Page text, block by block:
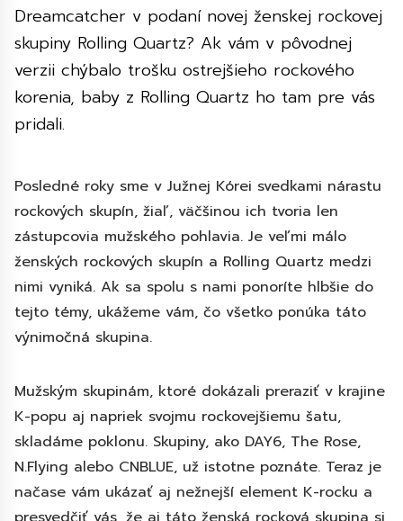
Dreamcatcher v podaní novej ženskej rockovej
skupiny Rolling Quartz? Ak vám v pôvodnej
verzii chýbalo trošku ostrejšieho rockového
korenia, baby z Rolling Quartz ho tam pre vás
pridali.
Posledné roky sme v Južnej Kórei svedkami nárastu
rockových skupín, žiaľ, väčšinou ich tvoria len
zástupcovia mužského pohlavia. Je veľmi málo
ženských rockových skupín a Rolling Quartz medzi
nimi vyniká. Ak sa spolu s nami ponoríte hlbšie do
tejto témy, ukážeme vám, čo všetko ponúka táto
výnimočná skupina.
Mužským skupinám, ktoré dokázali preraziť v krajine
K-popu aj napriek svojmu rockovejšiemu šatu,
skladáme poklonu. Skupiny, ako DAY6, The Rose,
N.Flying alebo CNBLUE, už istotne poznáte. Teraz je
načase vám ukázať aj nežnejší element K-rocku a